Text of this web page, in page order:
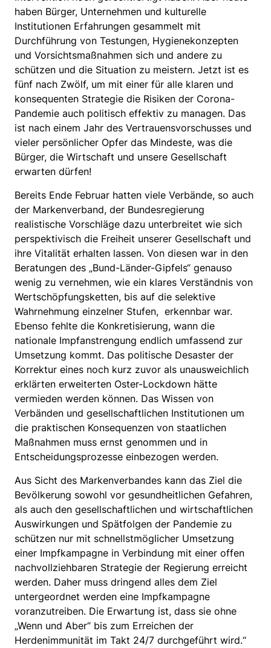
haben Bürger, Unternehmen und kulturelle
Institutionen Erfahrungen gesammelt mit
Durchführung von Testungen, Hygienekonzepten
und Vorsichtsmaßnahmen sich und andere zu
schützen und die Situation zu meistern. Jetzt ist es
fünf nach Zwölf, um mit einer für alle klaren und
konsequenten Strategie die Risiken der Corona-
Pandemie auch politisch effektiv zu managen. Das
ist nach einem Jahr des Vertrauensvorschusses und
vieler persönlicher Opfer das Mindeste, was die
Bürger, die Wirtschaft und unsere Gesellschaft
erwarten dürfen!
Bereits Ende Februar hatten viele Verbände, so auch
der Markenverband, der Bundesregierung
realistische Vorschläge dazu unterbreitet wie sich
perspektivisch die Freiheit unserer Gesellschaft und
ihre Vitalität erhalten lassen. Von diesen war in den
Beratungen des „Bund-Länder-Gipfels“ genauso
wenig zu vernehmen, wie ein klares Verständnis von
Wertschöpfungsketten, bis auf die selektive
Wahrnehmung einzelner Stufen, erkennbar war.
Ebenso fehlte die Konkretisierung, wann die
nationale Impfanstrengung endlich umfassend zur
Umsetzung kommt. Das politische Desaster der
Korrektur eines noch kurz zuvor als unausweichlich
erklärten erweiterten Oster-Lockdown hätte
vermieden werden können. Das Wissen von
Verbänden und gesellschaftlichen Institutionen um
die praktischen Konsequenzen von staatlichen
Maßnahmen muss ernst genommen und in
Entscheidungsprozesse einbezogen werden.
Aus Sicht des Markenverbandes kann das Ziel die
Bevölkerung sowohl vor gesundheitlichen Gefahren,
als auch den gesellschaftlichen und wirtschaftlichen
Auswirkungen und Spätfolgen der Pandemie zu
schützen nur mit schnellstmöglicher Umsetzung
einer Impfkampagne in Verbindung mit einer offen
nachvollziehbaren Strategie der Regierung erreicht
werden. Daher muss dringend alles dem Ziel
untergeordnet werden eine Impfkampagne
voranzutreiben. Die Erwartung ist, dass sie ohne
„Wenn und Aber“ bis zum Erreichen der
Herdenimmunität im Takt 24/7 durchgeführt wird.“